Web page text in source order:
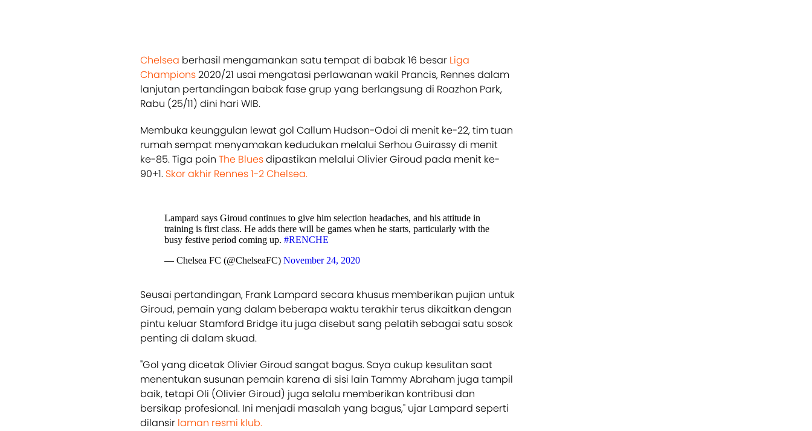
Chelsea berhasil mengamankan satu tempat di babak 16 besar Liga
Champions2020/21 usai mengatasi perlawanan wakil Prancis, Rennes dalam
lanjutan pertandingan babak fase grup yang berlangsung di Roazhon Park,
Rabu (25/11) dini hari WIB.
Membuka keunggulan lewat gol Callum Hudson-Odoi di menit ke-22, tim tuan
rumah sempat menyamakan kedudukan melalui Serhou Guirassy di menit
ke-85. Tiga poin The Bluesdipastikan melalui Olivier Giroud pada menit ke-
90+1. Skor akhir Rennes 1-2 Chelsea.
Lampard says Giroud continues to give him selection headaches, and his attitude in
training is first class. He adds there will be games when he starts, particularly with the
busy festive period coming up. #RENCHE
— Chelsea FC (@ChelseaFC) November 24, 2020
Seusai pertandingan, Frank Lampard secara khusus memberikan pujian untuk
Giroud, pemain yang dalam beberapa waktu terakhir terus dikaitkan dengan
pintu keluar Stamford Bridge itu juga disebut sang pelatih sebagai satu sosok
penting di dalam skuad.
"Gol yang dicetak Olivier Giroud sangat bagus. Saya cukup kesulitan saat
menentukan susunan pemain karena di sisi lain Tammy Abraham juga tampil
baik, tetapi Oli (Olivier Giroud) juga selalu memberikan kontribusi dan
bersikap profesional. Ini menjadi masalah yang bagus," ujar Lampard seperti
dilansir laman resmi klub.